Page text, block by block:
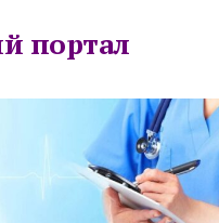
портал